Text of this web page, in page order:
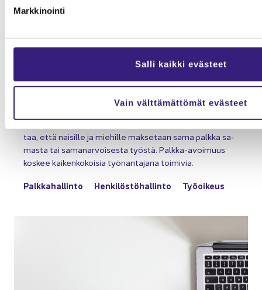
Markkinointi
Salli kaikki evästeet
Vain välttämättömät evästeet
Palkka-​avoimuuteen val­mis­tau­tu­mi­nen
EU:n palkka-​avoimuusdirektiivin ta­voit­tee­na on var­mis­
taa, että nai­sil­le ja mie­hil­le mak­se­taan sama palk­ka sa­
mas­ta tai sa­ma­nar­voi­ses­ta työs­tä. Palkka-​avoimuus
kos­kee kai­ken­ko­koi­sia työ­nan­ta­ja­na toi­mi­via.
Palk­ka­hal­lin­to Hen­ki­lös­tö­hal­lin­to Työ­oi­keus